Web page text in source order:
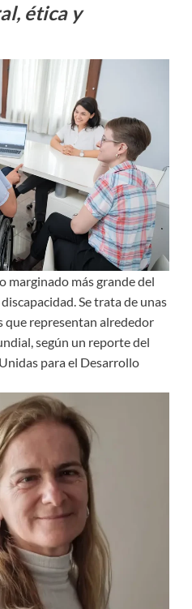
ética y
marginado más grande del
Se trata de unas
que representan alrededor
según un reporte del
para el Desarrollo